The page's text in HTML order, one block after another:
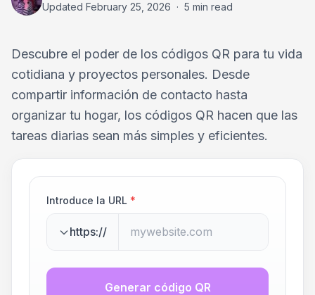
Updated February 25, 2026 · 5 min read
Descubre el poder de los códigos QR para tu vida
cotidiana y proyectos personales. Desde
compartir información de contacto hasta
organizar tu hogar, los códigos QR hacen que las
tareas diarias sean más simples y eficientes.
Introduce la URL *
https://
Generar código QR